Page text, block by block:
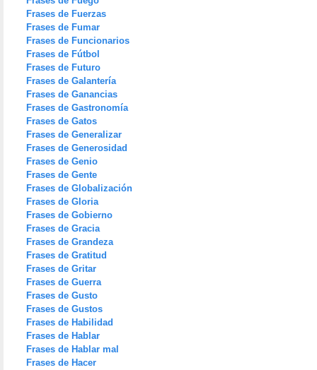
Frases de Fuerzas
Frases de Fumar
Frases de Funcionarios
Frases de Fútbol
Frases de Futuro
Frases de Galantería
Frases de Ganancias
Frases de Gastronomía
Frases de Gatos
Frases de Generalizar
Frases de Generosidad
Frases de Genio
Frases de Gente
Frases de Globalización
Frases de Gloria
Frases de Gobierno
Frases de Gracia
Frases de Grandeza
Frases de Gratitud
Frases de Gritar
Frases de Guerra
Frases de Gusto
Frases de Gustos
Frases de Habilidad
Frases de Hablar
Frases de Hablar mal
Frases de Hacer